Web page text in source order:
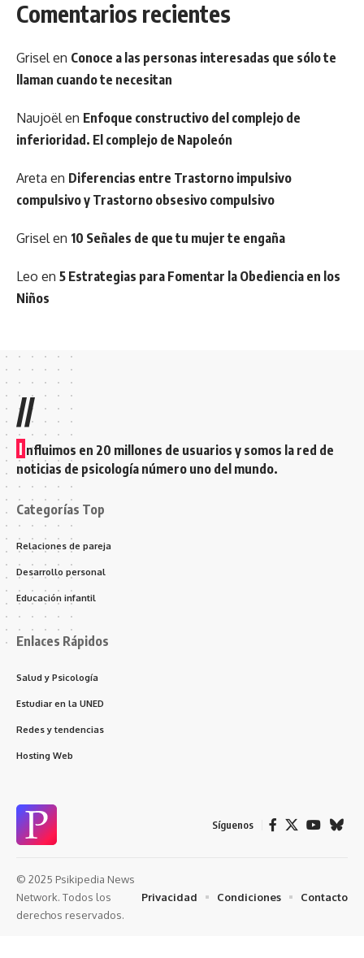
Comentarios recientes
Griselen Conoce a las personas interesadas que sólo te
llaman cuando te necesitan
Naujoëlen Enfoque constructivo del complejo de
inferioridad. El complejo de Napoleón
Areta en Diferencias entre Trastorno impulsivo
compulsivo y Trastorno obsesivo compulsivo
Griselen 10 Señales de que tu mujer te engaña
Leo en 5 Estrategias para Fomentar la Obediencia en los
Niños
//
I nfluimos en 20 millones de usuarios y somos la red de
noticias de psicología número uno del mundo.
Categorías Top
Relaciones de pareja
Desarrollo personal
Educación infantil
Enlaces Rápidos
Salud y Psicología
Estudiar en la UNED
Redes y tendencias
Hosting Web
Síguenos
© 2025 Psikipedia News
Network. Todos los
derechos reservados.
Privacidad Condiciones Contacto